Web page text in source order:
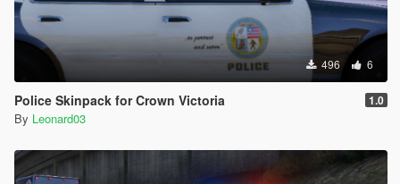
496 6
Police Skinpack for Crown Victoria 1.0
By Leonard03